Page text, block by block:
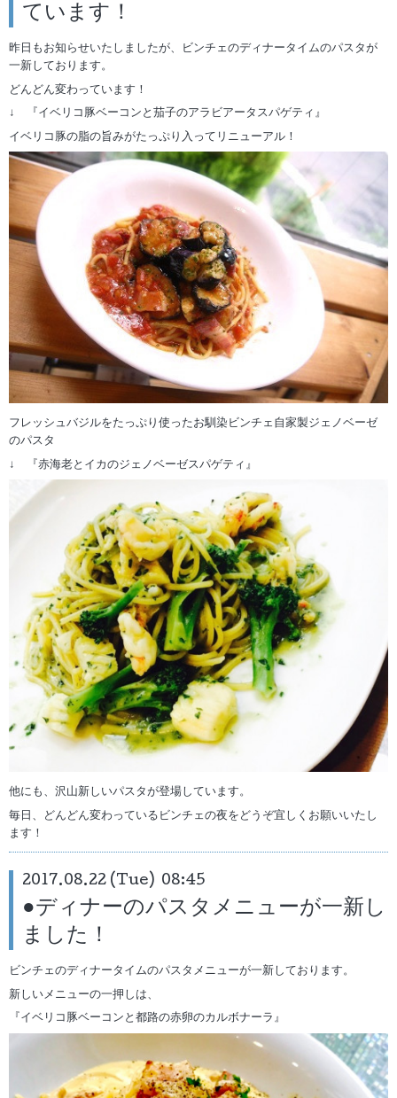
ています！
昨日もお知らせいたしましたが、ビンチェのディナータイムのパスタが
一新しております。
どんどん変わっています！
↓ 『イベリコ豚ベーコンと茄子のアラビアータスパゲティ』
イベリコ豚の脂の旨みがたっぷり入ってリニューアル！
フレッシュバジルをたっぷり使ったお馴染ビンチェ自家製ジェノベーゼ
のパスタ
↓ 『赤海老とイカのジェノベーゼスパゲティ』
他にも、沢山新しいパスタが登場しています。
毎日、どんどん変わっているビンチェの夜をどうぞ宜しくお願いいたし
ます！
2017.08.22 (Tue) 08:45
●ディナーのパスタメニューが一新し
ました！
ビンチェのディナータイムのパスタメニューが一新しております。
新しいメニューの一押しは、
『イベリコ豚ベーコンと都路の赤卵のカルボナーラ』